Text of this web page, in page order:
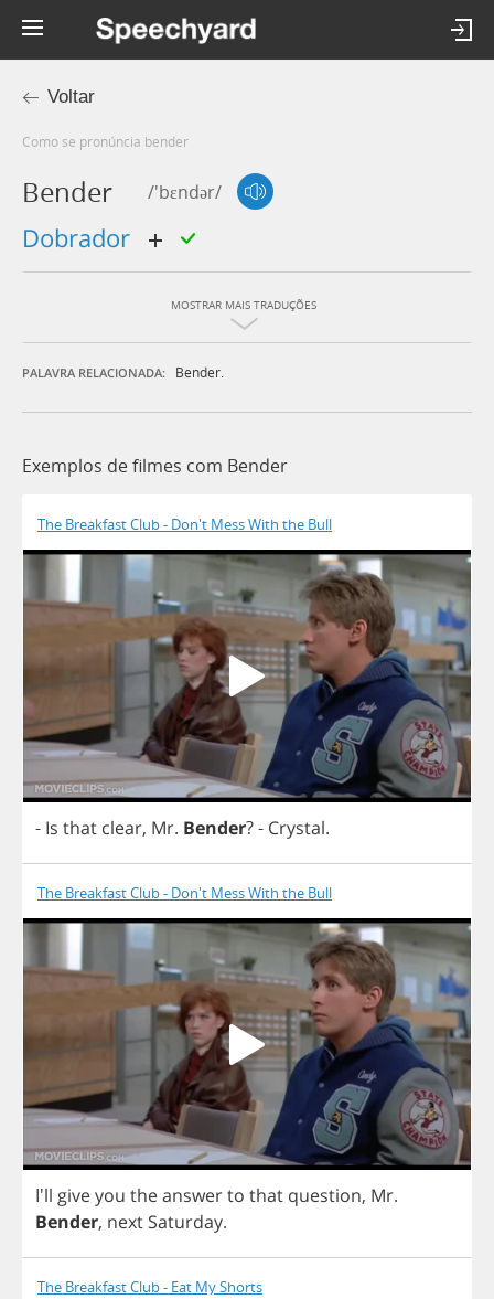
Voltar
Como se pronúncia bender
Bender /'bɛndər/
dobrador
MOSTRAR MAIS TRADUÇÕES
PALAVRA RELACIONADA: Bender.
Exemplos de filmes com Bender
The Breakfast Club - Don't Mess With the Bull
- Is that clear, Mr. Bender?- Crystal.
The Breakfast Club - Don't Mess With the Bull
I'll giveyou theanswerto that question, Mr.
Bender, next Saturday.
The Breakfast Club - Eat My Shorts